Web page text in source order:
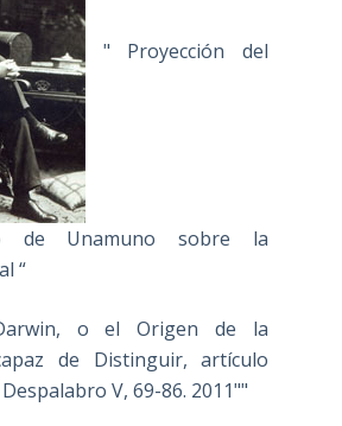
" Proyección del
de Unamuno sobre la
“
o el Origen de la
de Distinguir, artículo
V, 69-86. 2011""